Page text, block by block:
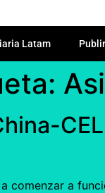
Latam
comenzar a